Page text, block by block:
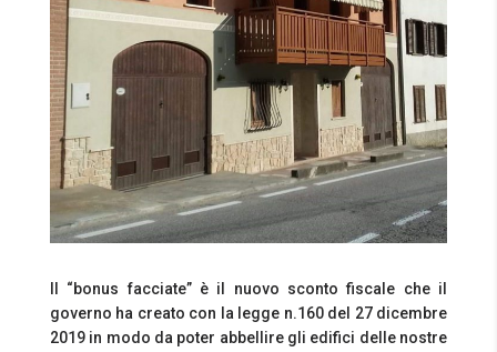
Il “bonus facciate” è il nuovo sconto fiscale che il
governo ha creato con la legge n.160 del 27 dicembre
2019 in modo da poter abbellire gli edifici delle nostre